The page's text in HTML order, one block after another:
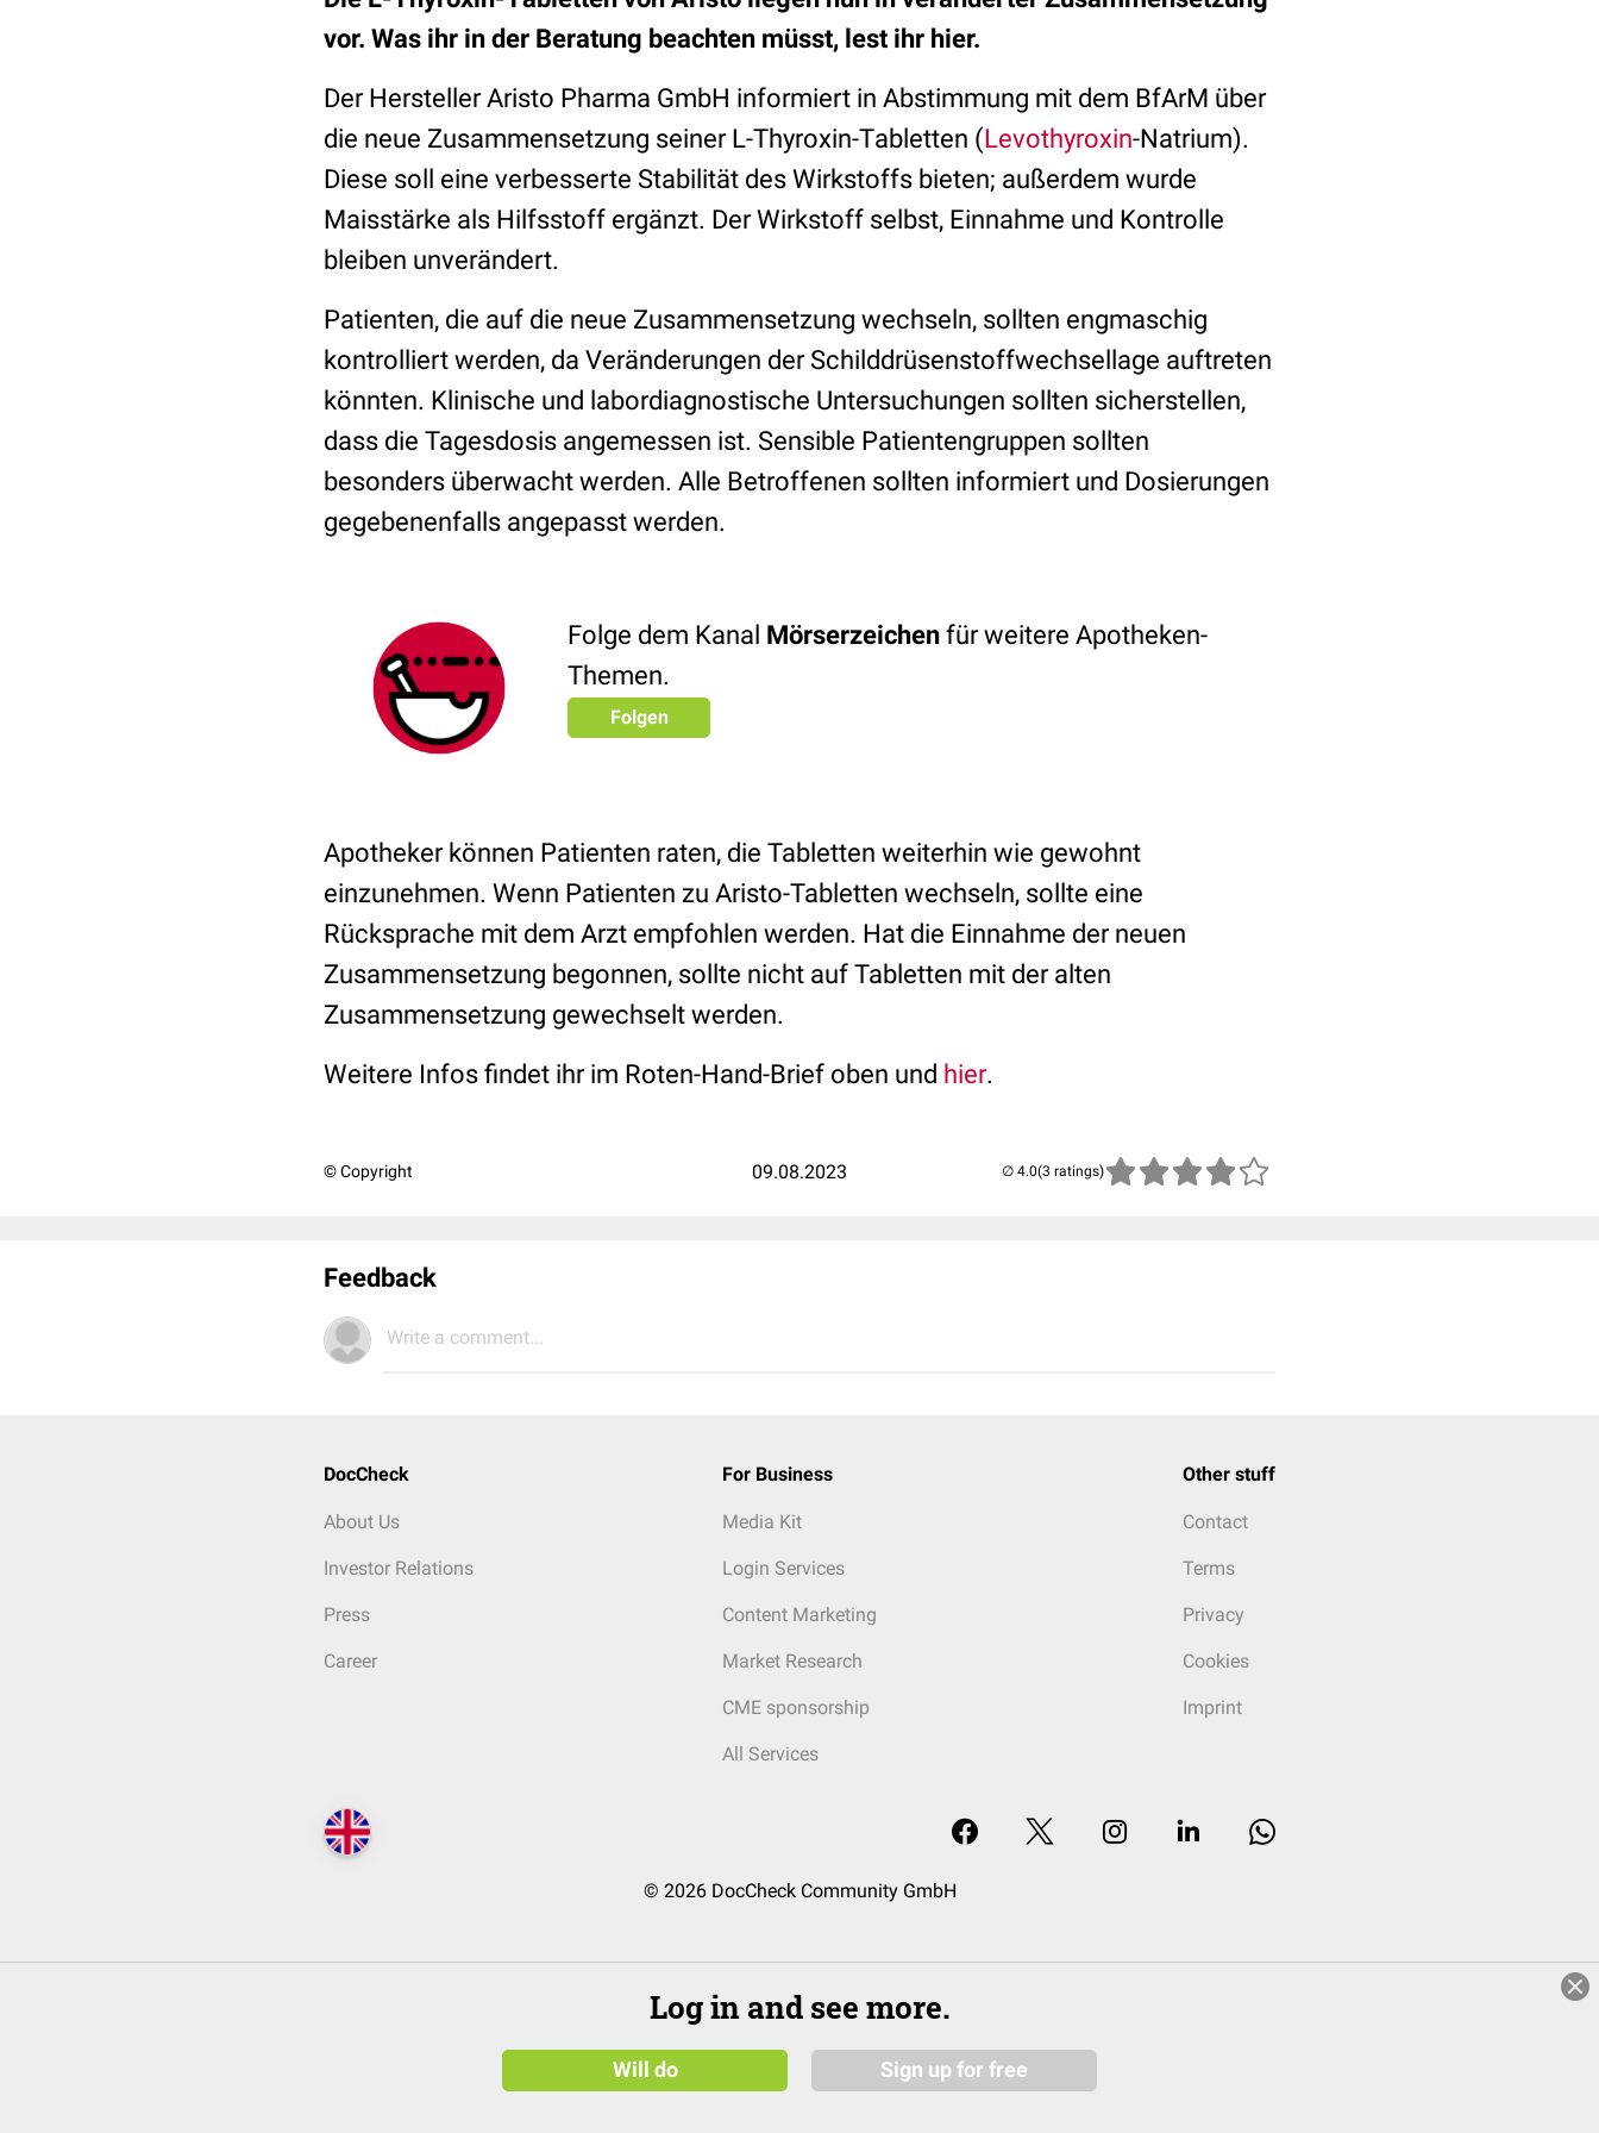
vor. Was ihr in der Beratung beachten müsst, lest ihr hier.
Der HerstellerAristo Pharma GmbH informiert in Abstimmung mit dem BfArM über
die neue Zusammensetzung seiner L-Thyroxin-Tabletten (Levothyroxin-Natrium).
Diese soll eine verbesserte Stabilität des Wirkstoffs bieten; außerdem wurde
Maisstärke als Hilfsstoff ergänzt. Der Wirkstoff selbst, Einnahme und Kontrolle
bleiben unverändert.
Patienten, die auf die neue Zusammensetzung wechseln, sollten engmaschig
kontrolliert werden, da Veränderungen der Schilddrüsenstoffwechsellage auftreten
könnten. Klinische und labordiagnostische Untersuchungen sollten sicherstellen,
dass die Tagesdosis angemessen ist. Sensible Patientengruppen sollten
besonders überwacht werden. Alle Betroffenen sollten informiert und Dosierungen
gegebenenfalls angepasst werden.
Folge dem Kanal Mörserzeichen für weitere Apotheken-
Themen.
Folgen
Apotheker können Patienten raten, die Tabletten weiterhin wie gewohnt
einzunehmen. Wenn Patienten zu Aristo-Tabletten wechseln, sollte eine
Rücksprache mit dem Arzt empfohlen werden. Hat die Einnahme der neuen
Zusammensetzung begonnen, sollte nicht auf Tabletten mit der alten
Zusammensetzung gewechselt werden.
Weitere Infos findet ihr im Roten-Hand-Brief oben und hier.
© Copyright 09.08.2023 (3 ratings)
Feedback
Write a comment...
DocCheck
About Us
Investor Relations
Press
Career
For Business
Media Kit
Login Services
Content Marketing
Market Research
CME sponsorship
All Services
Other stuff
Contact
Terms
Privacy
Cookies
Imprint
© 2026 DocCheck Community GmbH
Log in and see more.
Will do Sign up for free